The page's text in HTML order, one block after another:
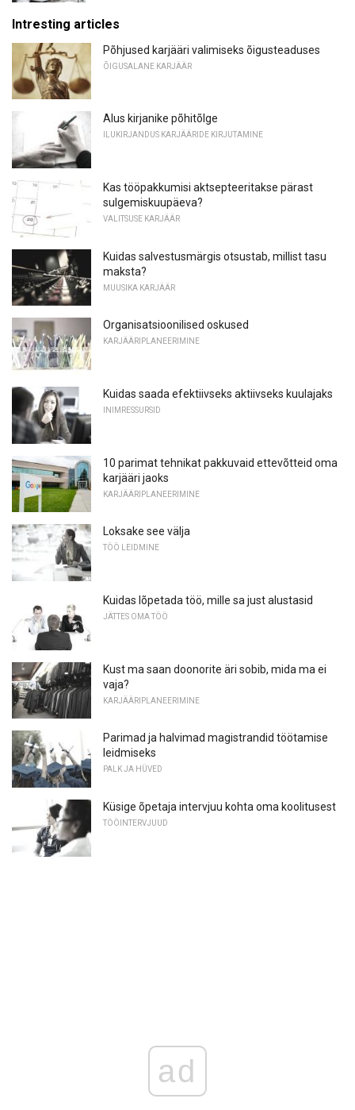
Intresting articles
Põhjused karjääri valimiseks õigusteaduses
ÕIGUSALANE KARJÄÄR
Alus kirjanike põhitõlge
ILUKIRJANDUS KARJÄÄRIDE KIRJUTAMINE
Kas tööpakkumisi aktsepteeritakse pärast
sulgemiskuupäeva?
VALITSUSE KARJÄÄR
Kuidas salvestusmärgis otsustab, millist tasu
maksta?
MUUSIKA KARJÄÄR
Organisatsioonilised oskused
KARJÄÄRIPLANEERIMINE
Kuidas saada efektiivseks aktiivseks kuulajaks
INIMRESSURSID
10 parimat tehnikat pakkuvaid ettevõtteid oma
karjääri jaoks
KARJÄÄRIPLANEERIMINE
Loksake see välja
TÖÖ LEIDMINE
Kuidas lõpetada töö, mille sa just alustasid
JÄTTES OMA TÖÖ
Kust ma saan doonorite äri sobib, mida ma ei
vaja?
KARJÄÄRIPLANEERIMINE
Parimad ja halvimad magistrandid töötamise
leidmiseks
PALK JA HÜVED
Küsige õpetaja intervjuu kohta oma koolitusest
TÖÖINTERVJUUD
ad